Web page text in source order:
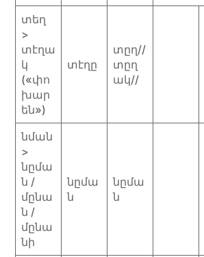
տեղ
>
տէղա
կ
(«փո
խար
են»)
տէղը
տըղ//
տըղ
ակ//
նման
>
նըմա
ն /
մընա
ն /
մընա
նի
նըմա
ն
նըմա
ն